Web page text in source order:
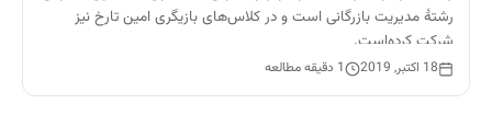
رشتهٔ مدیریت بازرگانی است و در کلاس‌های بازیگری امین تارخ نیز
شرکت کرده‌است.
18 اکتبر, 2019 1 دقیقه مطالعه